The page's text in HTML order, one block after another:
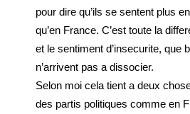
pour dire qu’ils se sentent plus
qu’en France. C’est toute la
et le sentiment d’insecurite, que
n’arrivent pas a dissocier.
Selon moi cela tient a deux
des partis politiques comme en